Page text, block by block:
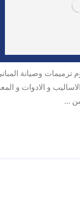
ترميمات وصيانة
و الادوات و
...